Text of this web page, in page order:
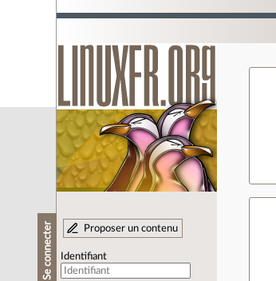
Se connecter Proposer un contenu
Identifiant